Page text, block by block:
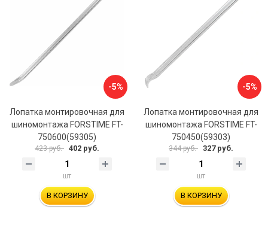
-5%
Лопатка монтировочная для
шиномонтажа FORSTIME FT-
750600(59305)
423 руб. 402 руб.
шт
В КОРЗИНУ
-5%
Лопатка монтировочная для
шиномонтажа FORSTIME FT-
750450(59303)
344 руб. 327 руб.
шт
В КОРЗИНУ